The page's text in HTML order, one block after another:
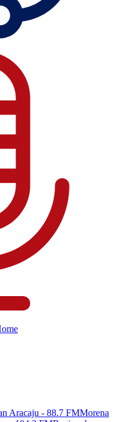
Aracaju - 88.7 FMMorena